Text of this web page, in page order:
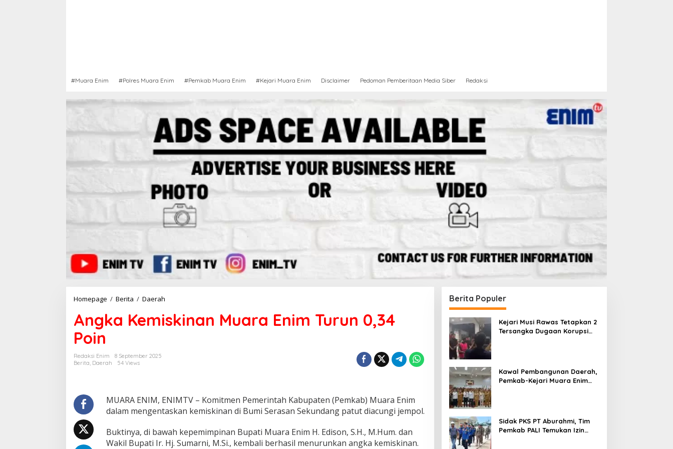
#Muara Enim #Polres Muara Enim #Pemkab Muara Enim #Kejari Muara Enim Disclaimer Pedoman Pemberitaan Media Siber Redaksi
Homepage / Berita / Daerah
g
k
i
a
M
u
Angka Kemiskinan Muara Enim Turun 0,34
Poin
Redaksi Enim
8 September 2025
Berita Daerah 54 Views
MUARA ENIM, ENIMTV – Komitmen Pemerintah Kabupaten (Pemkab) Muara Enim
dalam mengentaskan kemiskinan di Bumi Serasan Sekundang patut diacungi jempol.
Buktinya, di bawah kepemimpinan Bupati Muara Enim H. Edison, S.H., M.Hum. dan
Wakil Bupati Ir. Hj. Sumarni, M.Si., kembali berhasil menurunkan angka kemiskinan.
Berita Populer
Kejari Musi Rawas Tetapkan 2
Tersangka Dugaan Korupsi
Kawal Pembangunan Daerah,
Pemkab-Kejari Muara Enim
Sidak PKS PT Aburahmi, Tim
Pemkab PALI Temukan Izin